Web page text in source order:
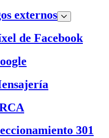
externos
de Facebook
301